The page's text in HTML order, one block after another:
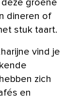
groene
dineren of
stuk taart.
vind je
zich
en